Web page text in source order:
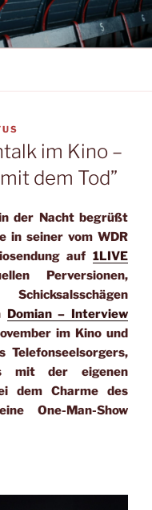
im Kino –
dem Tod”
der Nacht begrüßt
in seiner vom WDR
auf 1LIVE
Perversionen,
Domian – Interview
im Kino und
Telefonseelsorgers,
mit der eigenen
dem Charme des
One-Man-Show